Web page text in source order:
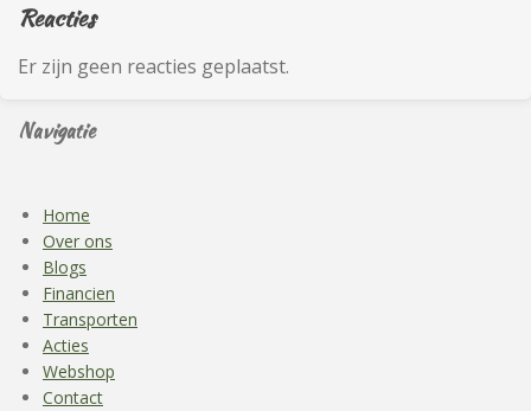
Reacties
Er zijn geen reacties geplaatst.
Navigatie
Home
Over ons
Blogs
Financien
Transporten
Acties
Webshop
Contact